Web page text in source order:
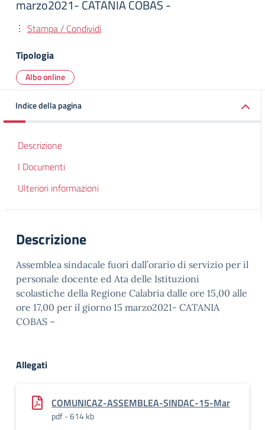
marzo2021- CATANIA COBAS -
Stampa / Condividi
Tipologia
Albo online
Indice della pagina
Descrizione
I Documenti
Ulteriori informazioni
Descrizione
Assemblea sindacale fuori dall’orario di servizio per il
personale docente ed Ata delle Istituzioni
scolastiche della Regione Calabria dalle ore 15,00 alle
ore 17,00 per il giorno 15 marzo2021- CATANIA
COBAS –
Allegati
COMUNICAZ-ASSEMBLEA-SINDAC-15-Mar
pdf - 614 kb